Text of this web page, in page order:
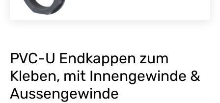
PVC-U Endkappen zum
Kleben, mit Innengewinde &
Aussengewinde